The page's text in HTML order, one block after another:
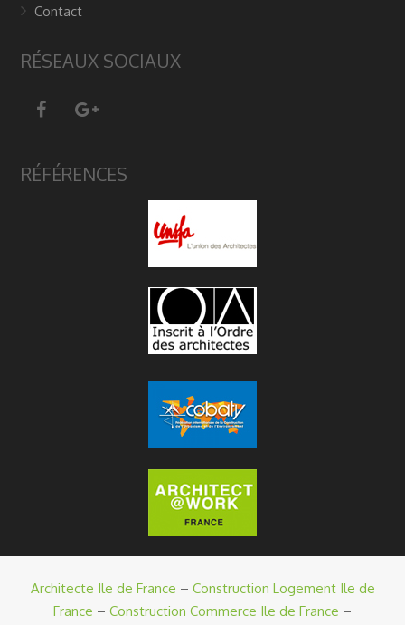
Contact
RÉSEAUX SOCIAUX
RÉFÉRENCES
Architecte Ile de France – Construction Logement Ile de
France – Construction Commerce Ile de France –